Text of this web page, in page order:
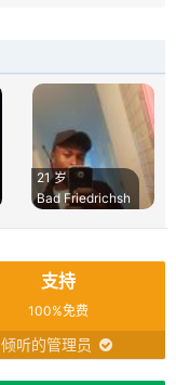
21 岁
Bad Friedrichsh
支持
100%免费
倾听的管理员